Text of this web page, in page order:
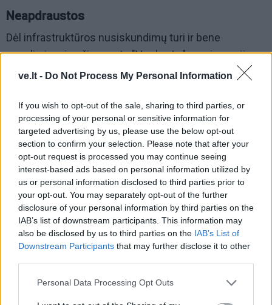
ve.lt - Do Not Process My Personal Information
If you wish to opt-out of the sale, sharing to third parties, or
processing of your personal or sensitive information for
targeted advertising by us, please use the below opt-out
section to confirm your selection. Please note that after your
opt-out request is processed you may continue seeing
interest-based ads based on personal information utilized by
us or personal information disclosed to third parties prior to
your opt-out. You may separately opt-out of the further
disclosure of your personal information by third parties on the
IAB’s list of downstream participants. This information may
also be disclosed by us to third parties on the IAB’s List of
Downstream Participants that may further disclose it to other
Personal Data Processing Opt Outs
Neapdraustos
Dėl infrastruktūros nusiskundimų turi ir bene
populiariausios šiuo metu "Verdenės" progimnazijos
direktorė Rima Bėčiuvienė. Per 950 moksleivių šiuo
sportuoti lauke nėra tinkamų sąlygų, nes stadione
telkšo vanduo.
Mokyklų vadovai iškėlė ir kitokių problemų.
"Santarvės" pagrindinės mokyklos direktorė Laima
Vaitonienė pasakojo nesmagią istoriją, kaip lietuvių
delegacijai lankantis vienoje užsienio mokyklų teko
raudonuoti, kai užsieniečiai nesuprato klausimo, kur
yra jų kompiuterių klasės.